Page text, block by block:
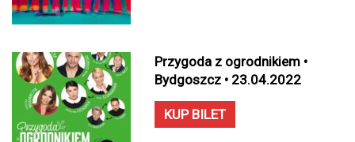
Przygoda z ogrodnikiem •
Bydgoszcz • 23.04.2022
KUP BILET